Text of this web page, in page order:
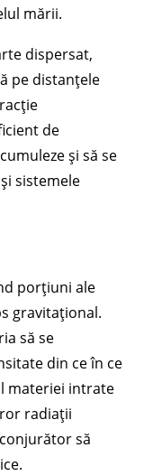
mării.
dispersat,
pe distanțele
de
și să se
sistemele
porțiuni ale
gravitațional.
să se
din ce în ce
materiei intrate
radiații
să